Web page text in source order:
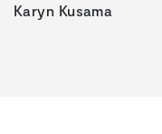
Karyn Kusama